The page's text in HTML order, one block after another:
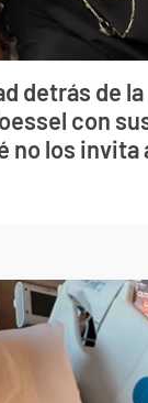
detrás de la
con
no los invita